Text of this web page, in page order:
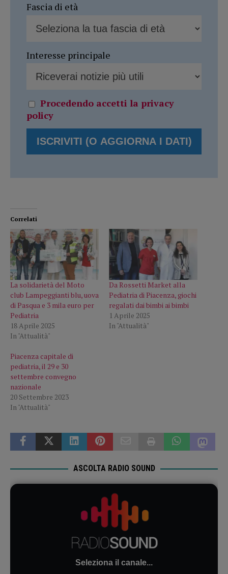
Fascia di età
Interesse principale
Procedendo accetti la privacy
policy
Correlati
La solidarietà del Moto
club Lampeggianti blu, uova
di Pasqua e 3 mila euro per
Pediatria
18 Aprile 2025
In "Attualità"
Da Rossetti Market alla
Pediatria di Piacenza, giochi
regalati dai bimbi ai bimbi
1 Aprile 2025
In "Attualità"
Piacenza capitale di
pediatria, il 29 e 30
settembre convegno
nazionale
20 Settembre 2023
In "Attualità"
ASCOLTA RADIO SOUND
Seleziona il canale...